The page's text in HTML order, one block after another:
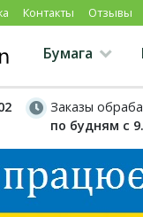
Контакты Отзывы
Бумага
Заказы
по будням с